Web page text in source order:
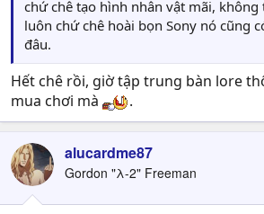
chứ chê tạo hình nhân vật mãi,
luôn chứ chê hoài bọn Sony nó cũng
đâu.
Hết chê rồi, giờ tập trung bàn lore
mua chơi mà
.
alucardme87
Gordon "λ-2" Freeman